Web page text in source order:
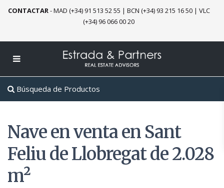
CONTACTAR-MAD (+34) 91 513 52 55 | BCN (+34) 93 215 16 50| VLC
(+34) 96 066 00 20
Búsqueda de Productos
Nave en venta en Sant
Feliu de Llobregat de 2.028
m²